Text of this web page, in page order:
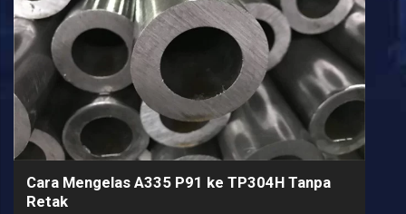
Cara Mengelas A335 P91 ke TP304H Tanpa
Retak